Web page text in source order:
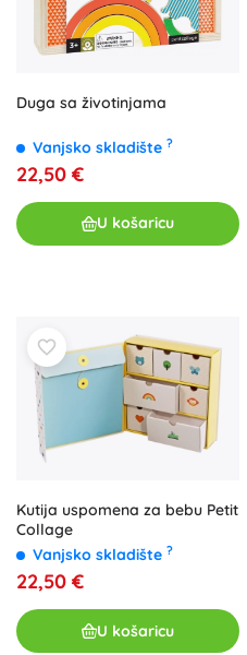
Duga sa životinjama
Vanjsko skladište ?
22,50 €
U košaricu
Kutija uspomena za bebu Petit
Collage
Vanjsko skladište ?
22,50 €
U košaricu